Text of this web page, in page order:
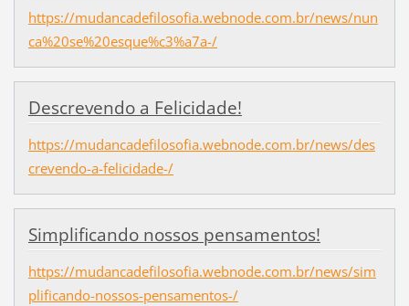
https://mudancadefilosofia.webnode.com.br/news/nun
ca%20se%20esque%c3%a7a-/
Descrevendo a Felicidade!
https://mudancadefilosofia.webnode.com.br/news/des
crevendo-a-felicidade-/
Simplificando nossos pensamentos!
https://mudancadefilosofia.webnode.com.br/news/sim
plificando-nossos-pensamentos-/